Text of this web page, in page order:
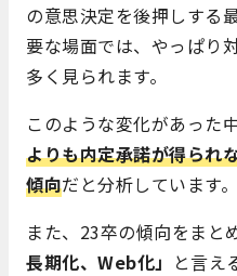
の意思決定を後押しする
要な場面では、やっぱり
多く見られます。
このような変化があった中
よりも内定承諾が得られ
傾向だと分析しています。
また、23卒の傾向をまと
長期化、Web化」 と言え